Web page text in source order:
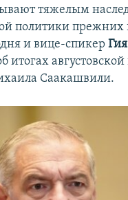
тяжелым
политики прежних
и вице-спикер
итогах
Саакашвили.